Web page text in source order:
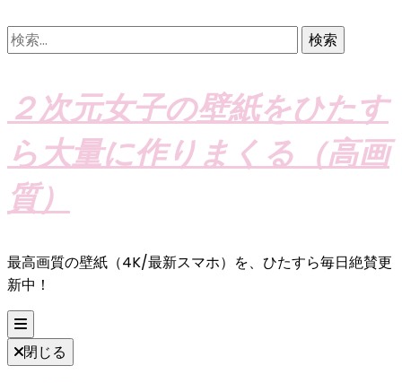
検
索:
２次元女子の壁紙をひたす
ら大量に作りまくる（高画
質）
最高画質の壁紙（4K/最新スマホ）を、ひたすら毎日絶賛更
新中！
閉じる